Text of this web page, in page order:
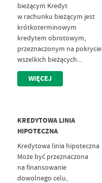
bieżącym Kredyt
w rachunku bieżącym jest
krótkoterminowym
kredytem obrotowym,
przeznaczonym na pokrycie
wszelkich bieżących...
WIĘCEJ
KREDYTOWA LINIA
HIPOTECZNA
Kredytowa linia hipoteczna
Może być przeznaczona
na finansowanie
dowolnego celu,